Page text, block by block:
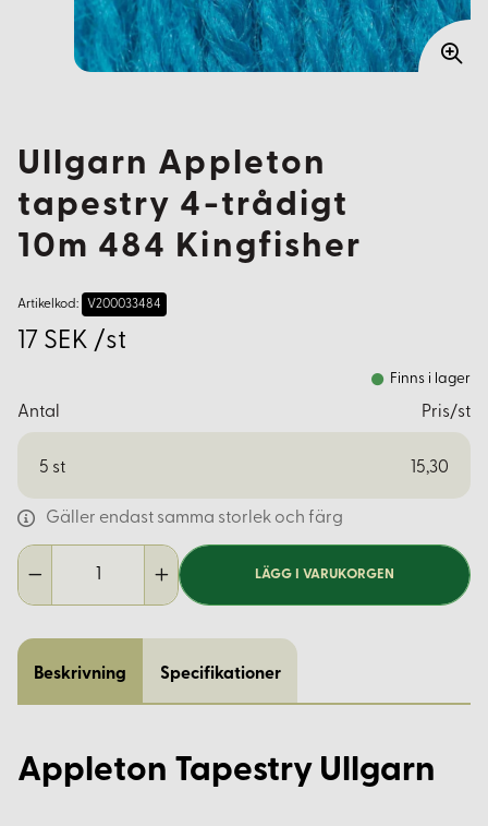
Ullgarn Appleton
tapestry 4-trådigt
10m 484 Kingfisher
Artikelkod: V200033484
17 SEK /st
Finns i lager
Antal Pris/st
5 st 15,30
Gäller endast samma storlek och färg
LÄGG I VARUKORGEN
Beskrivning Specifikationer
Appleton Tapestry Ullgarn